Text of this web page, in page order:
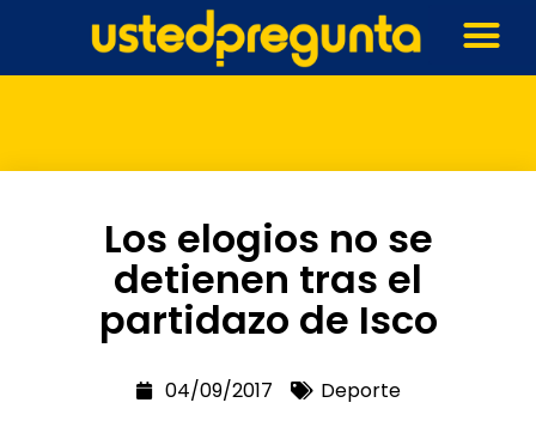
Los elogios no se
detienen tras el
partidazo de Isco
04/09/2017 Deporte